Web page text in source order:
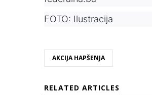
FOTO: Ilustracija
AKCIJA HAPŠENJA
RELATED ARTICLES